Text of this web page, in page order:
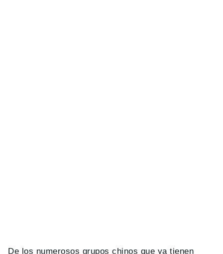
De los numerosos grupos chinos que ya tienen